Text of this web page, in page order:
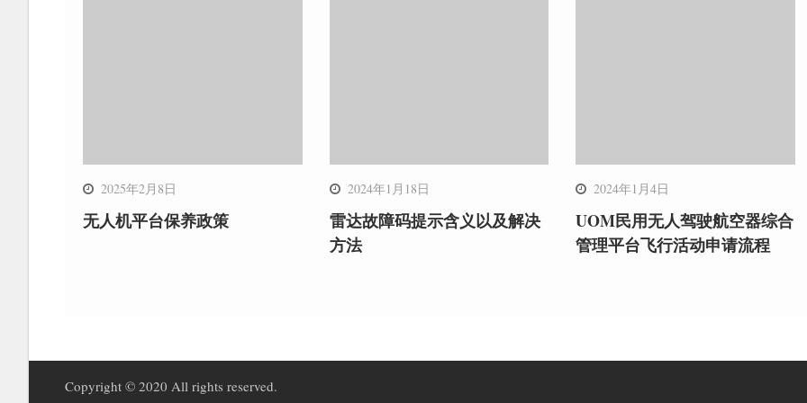
2025年2月8日
无人机平台保养政策
2024年1月18日
雷达故障码提示含义以及解决
方法
2024年1月4日
UOM民用无人驾驶航空器综合
管理平台飞行活动申请流程
Copyright © 2020 All rights reserved.